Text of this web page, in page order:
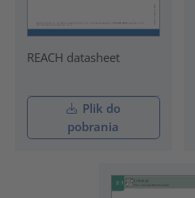
REACH datasheet
Plik do
pobrania